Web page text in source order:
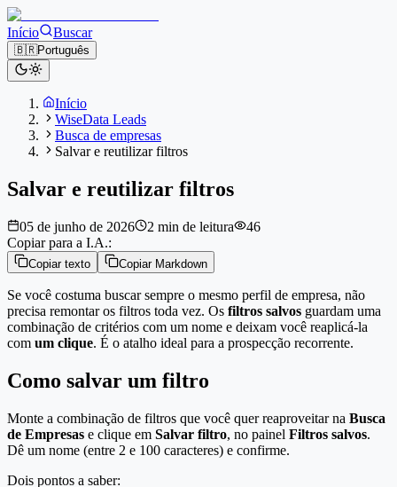
Início Buscar
🇧🇷Português
Início
WiseData Leads
Busca de empresas
Salvar e reutilizar filtros
Salvar e reutilizar filtros
05 de junho de 2026 2 min de leitura
46
Copiar para a I.A.:
Copiar texto Copiar Markdown
Se você costuma buscar sempre o mesmo perfil de empresa, não
precisa remontar os filtros toda vez. Os filtros salvos guardam uma
combinação de critérios com um nome e deixam você reaplicá-la
com um clique. É o atalho ideal para a prospecção recorrente.
Como salvar um filtro
Monte a combinação de filtros que você quer reaproveitar na Busca
de Empresas e clique em Salvar filtro, no painel Filtros salvos.
Dê um nome (entre 2 e 100 caracteres) e confirme.
Dois pontos a saber: